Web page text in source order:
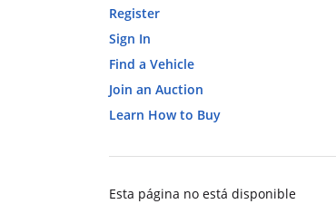
Register
Sign In
Find a Vehicle
Join an Auction
Learn How to Buy
Esta página no está disponible